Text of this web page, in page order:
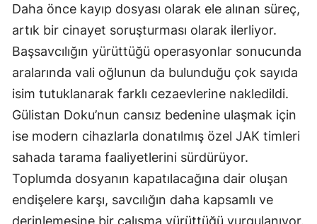
Daha önce kayıp dosyası olarak ele alınan süreç,
artık bir cinayet soruşturması olarak ilerliyor.
Başsavcılığın yürüttüğü operasyonlar sonucunda
aralarında vali oğlunun da bulunduğu çok sayıda
isim tutuklanarak farklı cezaevlerine nakledildi.
Gülistan Doku’nun cansız bedenine ulaşmak için
ise modern cihazlarla donatılmış özel JAK timleri
sahada tarama faaliyetlerini sürdürüyor.
Toplumda dosyanın kapatılacağına dair oluşan
endişelere karşı, savcılığın daha kapsamlı ve
derinlemesine bir çalışma yürüttüğü vurgulanıyor.